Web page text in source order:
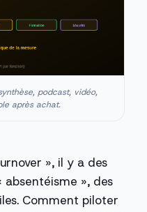
podcast, vidéo,
après achat.
», il y a des
absentéisme », des
Comment piloter